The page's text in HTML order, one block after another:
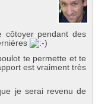
côtoyer pendant des
te permette et te
est vraiment très
je serai revenu de